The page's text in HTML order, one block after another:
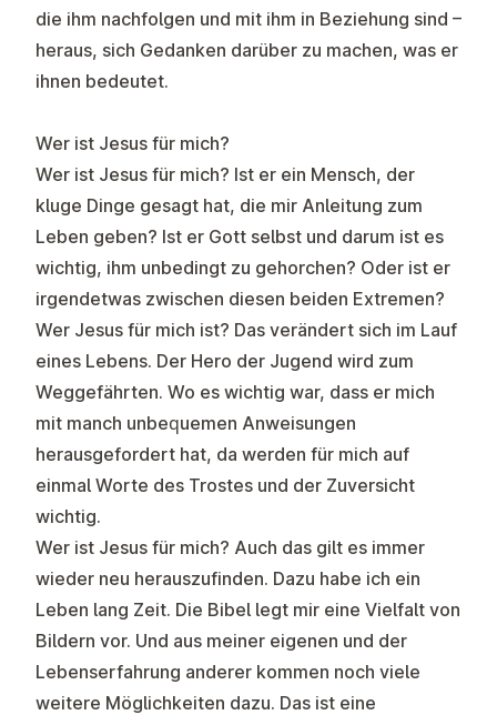
die ihm nachfolgen und mit ihm in Beziehung sind –
heraus, sich Gedanken darüber zu machen, was er
ihnen bedeutet.
Wer ist Jesus für mich?
Wer ist Jesus für mich? Ist er ein Mensch, der
kluge Dinge gesagt hat, die mir Anleitung zum
Leben geben? Ist er Gott selbst und darum ist es
wichtig, ihm unbedingt zu gehorchen? Oder ist er
irgendetwas zwischen diesen beiden Extremen?
Wer Jesus für mich ist? Das verändert sich im Lauf
eines Lebens. Der Hero der Jugend wird zum
Weggefährten. Wo es wichtig war, dass er mich
mit manch unbequemen Anweisungen
herausgefordert hat, da werden für mich auf
einmal Worte des Trostes und der Zuversicht
wichtig.
Wer ist Jesus für mich? Auch das gilt es immer
wieder neu herauszufinden. Dazu habe ich ein
Leben lang Zeit. Die Bibel legt mir eine Vielfalt von
Bildern vor. Und aus meiner eigenen und der
Lebenserfahrung anderer kommen noch viele
weitere Möglichkeiten dazu. Das ist eine